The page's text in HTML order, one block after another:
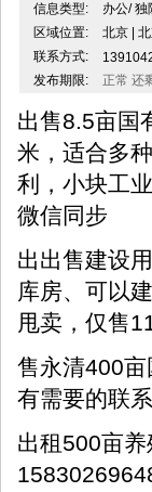
信息类型:
办公/ 独
区域位置:
北京 |
联系方式:
发布期限:
正常 还
出售8.5亩国
米，适合多
利，小块工
微信同步
出出售建设
库房、可以
甩卖，仅售
售永清400
有需要的联
出租500亩